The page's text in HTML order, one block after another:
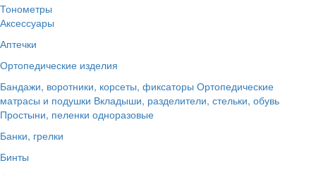
Тонометры
Аксессуары
Аптечки
Ортопедические изделия
Бандажи, воротники, корсеты, фиксаторы Ортопедические
матрасы и подушки Вкладыши, разделители, стельки, обувь
Простыни, пеленки одноразовые
Банки, грелки
Бинты